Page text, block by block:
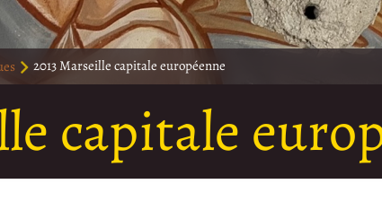
2013 Marseille capitale européenne
capitale